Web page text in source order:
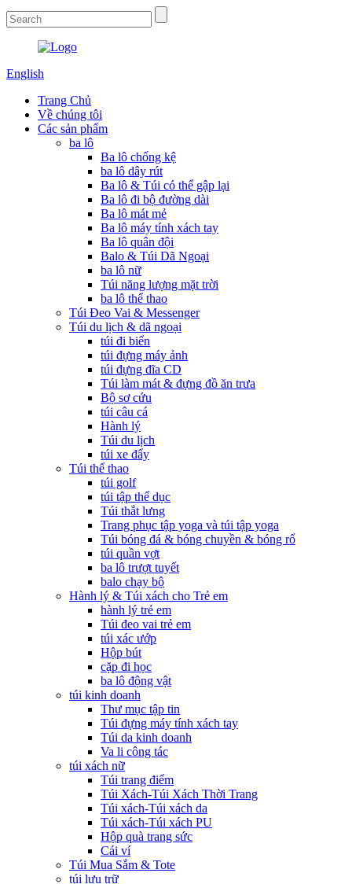
English
Trang Chủ
Về chúng tôi
Các sản phẩm
ba lô
Ba lô chống kệ
ba lô dây rút
Ba lô & Túi có thể gập lại
Ba lô đi bộ đường dài
Ba lô mát mẻ
Ba lô máy tính xách tay
Ba lô quân đội
Balo & Túi Dã Ngoại
ba lô nữ
Túi năng lượng mặt trời
ba lô thể thao
Túi Đeo Vai & Messenger
Túi du lịch & dã ngoại
túi đi biển
túi đựng máy ảnh
túi đựng đĩa CD
Túi làm mát & đựng đồ ăn trưa
Bộ sơ cứu
túi câu cá
Hành lý
Túi du lịch
túi xe đẩy
Túi thể thao
túi golf
túi tập thể dục
Túi thắt lưng
Trang phục tập yoga và túi tập yoga
Túi bóng đá & bóng chuyền & bóng rổ
túi quần vợt
ba lô trượt tuyết
balo chạy bộ
Hành lý & Túi xách cho Trẻ em
hành lý trẻ em
Túi đeo vai trẻ em
túi xác ướp
Hộp bút
cặp đi học
ba lô động vật
túi kinh doanh
Thư mục tập tin
Túi đựng máy tính xách tay
Túi da kinh doanh
Va li công tác
túi xách nữ
Túi trang điểm
Túi Xách-Túi Xách Thời Trang
Túi xách-Túi xách da
Túi xách-Túi xách PU
Hộp quà trang sức
Cái ví
Túi Mua Sắm & Tote
túi lưu trữ